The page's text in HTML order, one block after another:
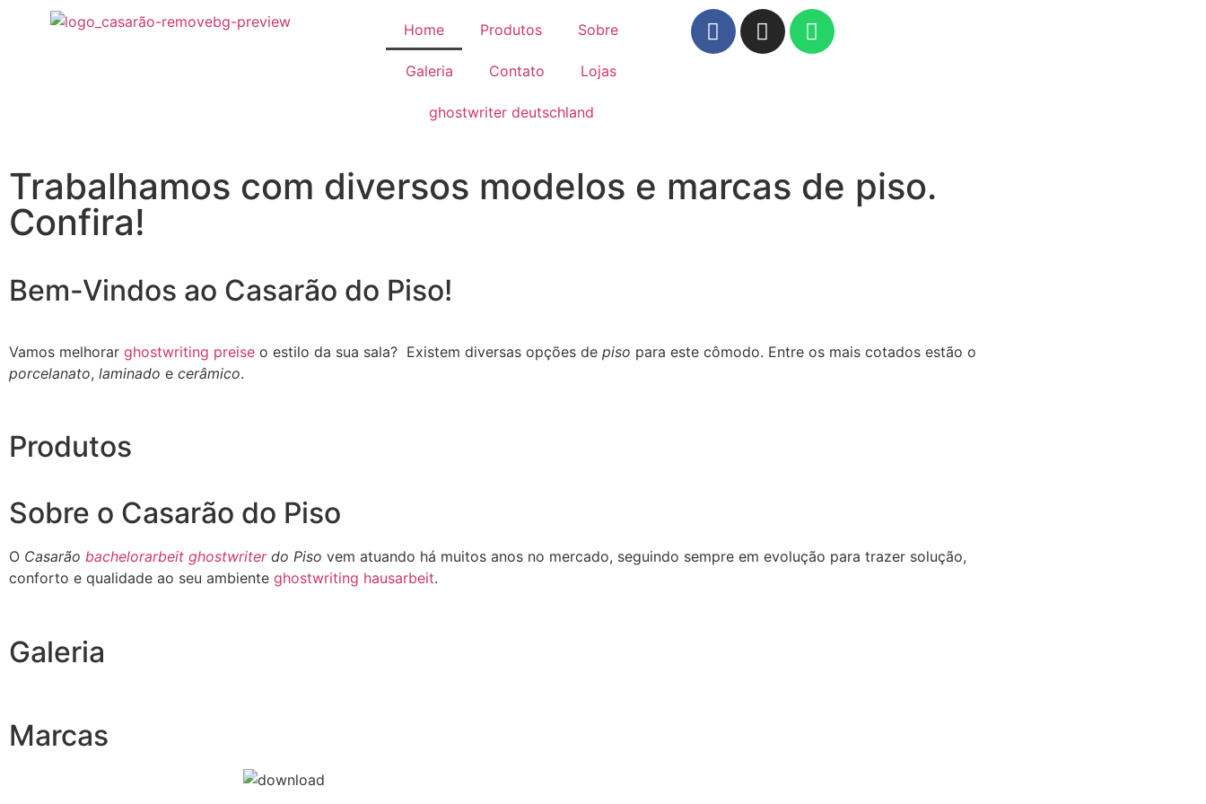
Home Produtos Sobre
Galeria Contato Lojas
ghostwriter deutschland
Trabalhamos com diversos modelos e marcas de piso.
Confira!
Bem-Vindos ao Casarão do Piso!
Vamos melhorar ghostwriting preise o estilo da sua sala? Existem diversas opções de piso para este cômodo. Entre os mais cotados estão o
porcelanato, laminado e cerâmico.
Produtos
Sobre o Casarão do Piso
O Casarão bachelorarbeit ghostwriterdo Piso vem atuando há muitos anos no mercado, seguindo sempre em evolução para trazer solução,
conforto e qualidade ao seu ambiente ghostwriting hausarbeit.
Galeria
Marcas